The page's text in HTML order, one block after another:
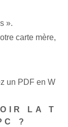
».
carte mère,
un PDF en W
LA T
?